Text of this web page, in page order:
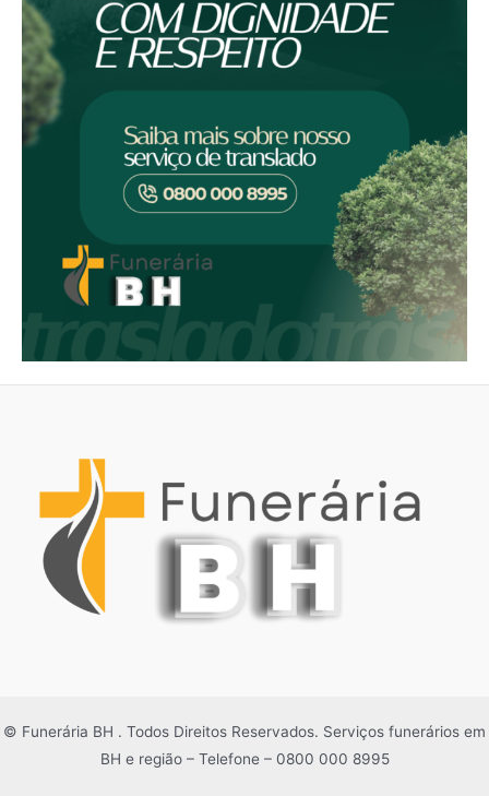
© Funerária BH . Todos Direitos Reservados. Serviços funerários em
BH e região – Telefone – 0800 000 8995